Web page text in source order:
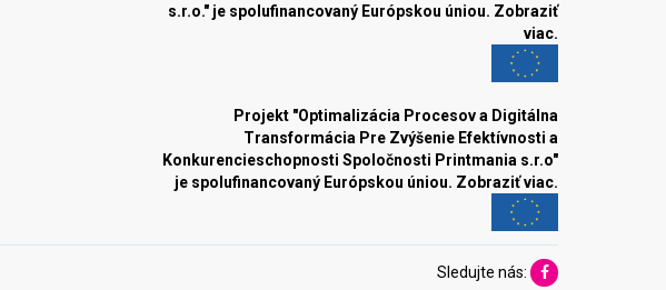
s.r.o." je spolufinancovaný Európskou úniou. Zobraziť
viac.
Projekt "Optimalizácia Procesov a Digitálna
Transformácia Pre Zvýšenie Efektívnosti a
Konkurencieschopnosti Spoločnosti Printmania s.r.o"
je spolufinancovaný Európskou úniou. Zobraziť viac.
Sledujte nás: